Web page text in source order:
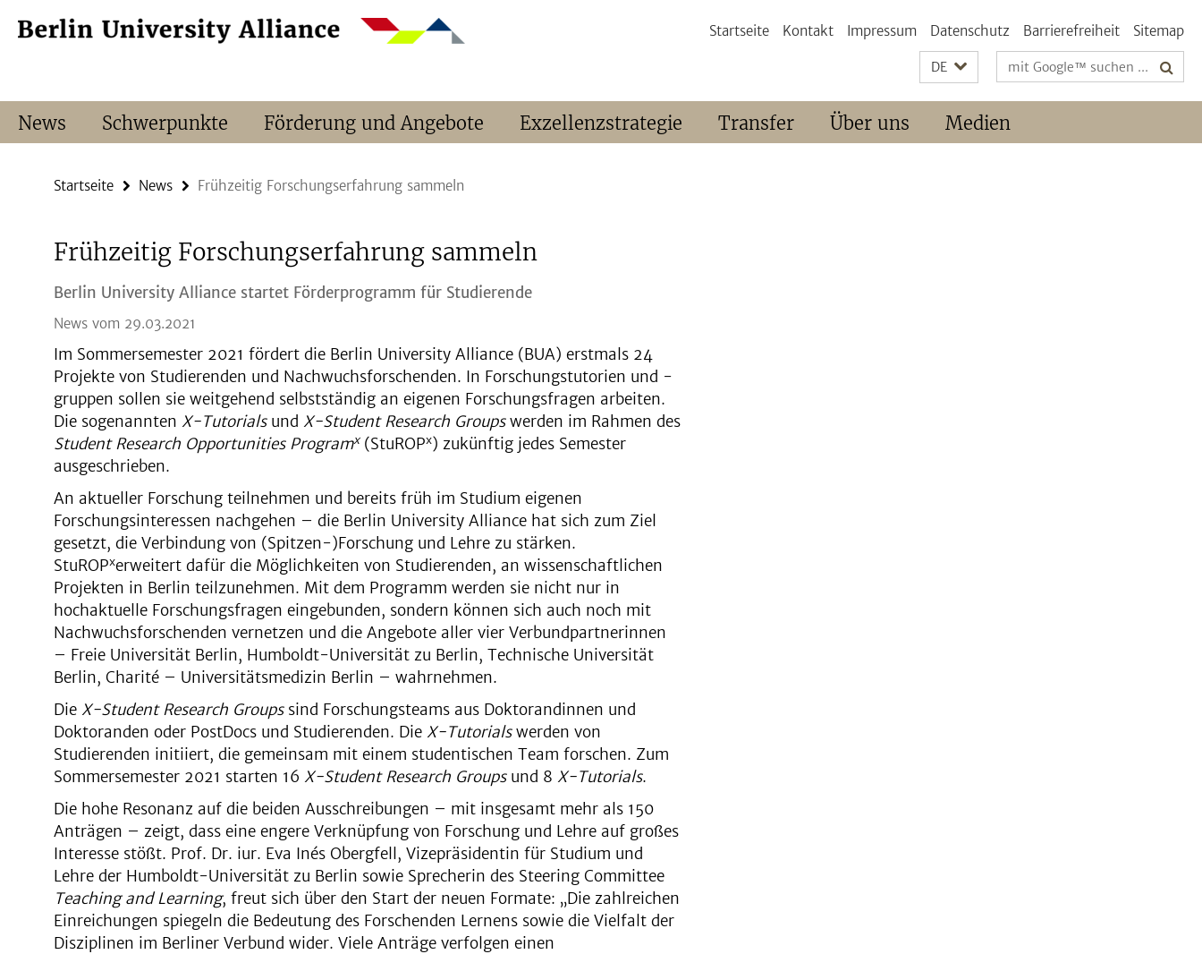
direkt
Service-
Startseite Kontakt Impressum Datenschutz Barrierefreiheit Sitemap
DE Suchbegriffe
News Schwerpunkte Förderung und Angebote Exzellenzstrategie Transfer Über uns Medien
Startseite News Frühzeitig Forschungserfahrung sammeln
Frühzeitig Forschungserfahrung sammeln
Berlin University Alliance startet Förderprogramm für Studierende
News vom 29.03.2021
Im Sommersemester 2021 fördert die Berlin University Alliance (BUA) erstmals 24
Projekte von Studierenden und Nachwuchsforschenden. In Forschungstutorien und -
gruppen sollen sie weitgehend selbstständig an eigenen Forschungsfragen arbeiten.
Die sogenannten X-Tutorialsund X-Student Research Groupswerden im Rahmen des
Student Research Opportunities Programx(StuROPx) zukünftig jedes Semester
ausgeschrieben.
An aktueller Forschung teilnehmen und bereits früh im Studium eigenen
Forschungsinteressen nachgehen – die Berlin University Alliance hat sich zum Ziel
gesetzt, die Verbindung von (Spitzen-)Forschung und Lehre zu stärken.
StuROPxerweitert dafür die Möglichkeiten von Studierenden, an wissenschaftlichen
Projekten in Berlin teilzunehmen. Mit dem Programm werden sie nicht nur in
hochaktuelle Forschungsfragen eingebunden, sondern können sich auch noch mit
Nachwuchsforschenden vernetzen und die Angebote aller vier Verbundpartnerinnen
– Freie Universität Berlin, Humboldt-Universität zu Berlin, Technische Universität
Berlin, Charité – Universitätsmedizin Berlin – wahrnehmen.
Die X-Student Research Groupssind Forschungsteams aus Doktorandinnen und
Doktoranden oder PostDocs und Studierenden. Die X-Tutorialswerden von
Studierenden initiiert, die gemeinsam mit einem studentischen Team forschen. Zum
Sommersemester 2021 starten 16 X-Student Research Groupsund 8 X-Tutorials.
Die hohe Resonanz auf die beiden Ausschreibungen – mit insgesamt mehr als 150
Anträgen – zeigt, dass eine engere Verknüpfung von Forschung und Lehre auf großes
Interesse stößt. Prof. Dr. iur. Eva Inés Obergfell, Vizepräsidentin für Studium und
Lehre der Humboldt-Universität zu Berlin sowie Sprecherin des Steering Committee
Teaching and Learning, freut sich über den Start der neuen Formate: „Die zahlreichen
Einreichungen spiegeln die Bedeutung des Forschenden Lernens sowie die Vielfalt der
Disziplinen im Berliner Verbund wider. Viele Anträge verfolgen einen